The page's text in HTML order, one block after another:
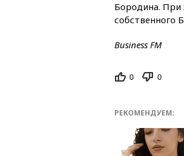
Бородина. При
собственного
Business FM
0 0
РЕКОМЕНДУЕМ: